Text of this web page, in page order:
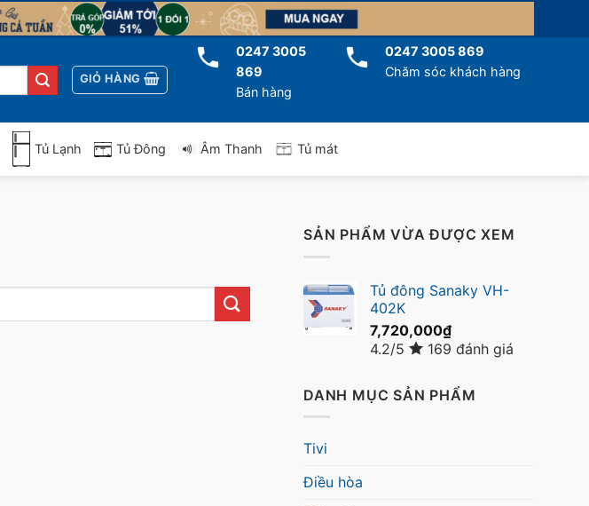
GIỎ HÀNG
0247 3005
869
Bán hàng
0247 3005 869
Chăm sóc khách hàng
Tủ Lạnh Tủ Đông Âm Thanh Tủ mát
SẢN PHẨM VỪA ĐƯỢC XEM
Tủ đông Sanaky VH-
402K
7,720,000₫
4.2/5
169 đánh giá
DANH MỤC SẢN PHẨM
Tivi
Điều hòa